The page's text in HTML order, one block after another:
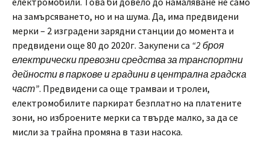
на замърсяването, но и на шума. Да, има предвидени
мерки – 2 изградени зарядни станции до момента и
предвидени още 80 до 2020г. Закупени са “2 броя
електрически превозни средства за транспортни
дейности в паркове и градини в централна градска
част”. Предвидени са още трамваи и тролеи,
електромобилите паркират безплатно на платените
зони, но изброените мерки са твърде малко, за да се
мисли за трайна промяна в тази насока.